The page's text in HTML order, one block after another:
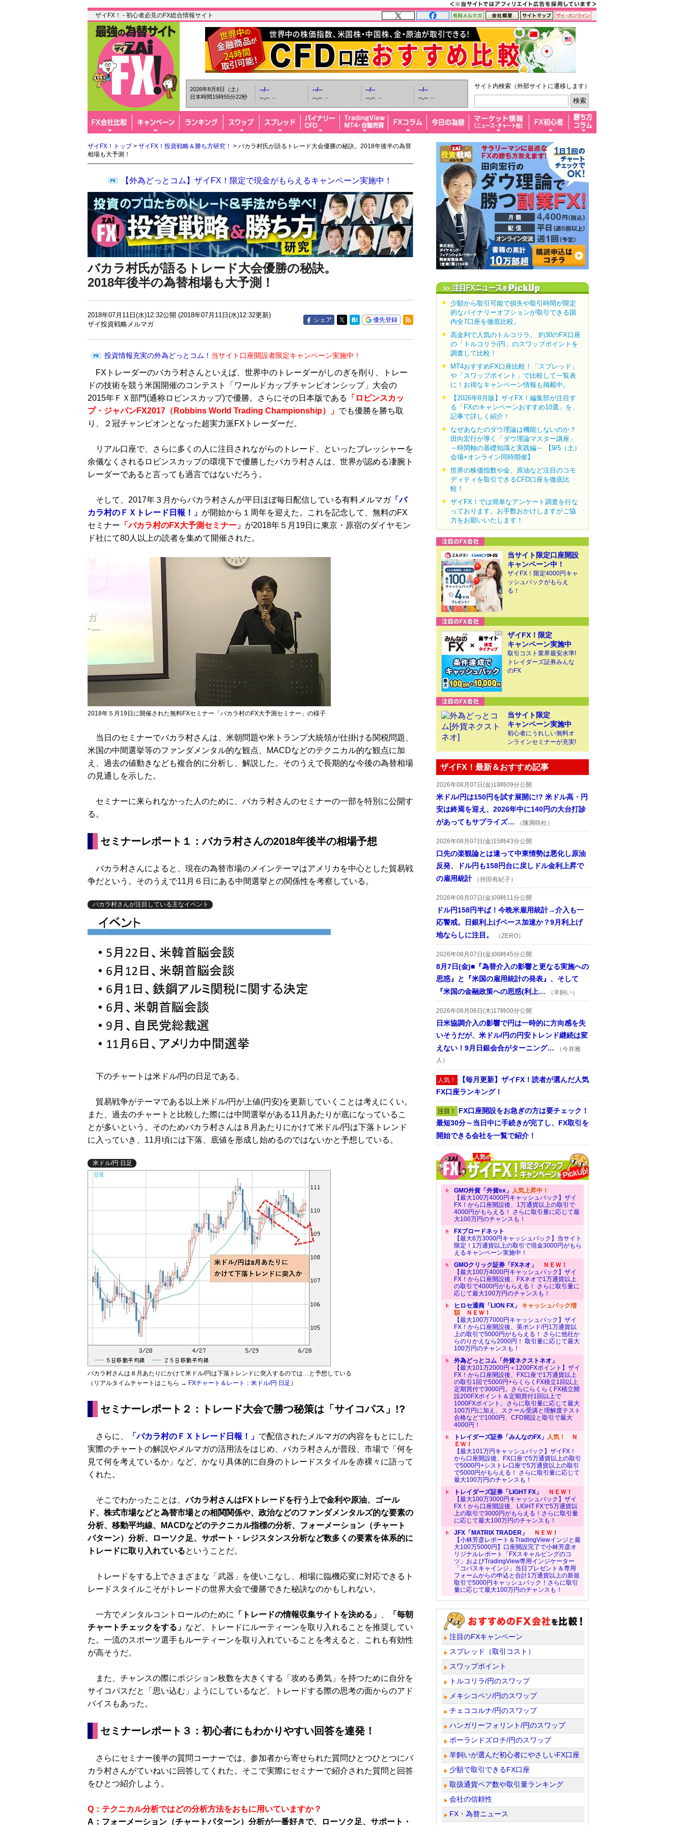
ザイFX！ - 初心者必見のFX総合情報サイト
2026年8月8日（土）
日本時間15時55分23秒
--/--
--.-- --
--/--
--.-- --
--/--
--.-- --
--/--
--.-- --
サイト内検索（外部サイトに遷移します）
ザイFX！トップ> ザイFX！投資戦略＆勝ち方研究！ > バカラ村氏が語るトレード大会優勝の秘訣。2018年後半の為替
相場も大予測！
【外為どっとコム】ザイFX！限定で現金がもらえるキャンペーン実施中！
バカラ村氏が語るトレード大会優勝の秘訣。
2018年後半の為替相場も大予測！
2018年07月11日(水)12:32公開 (2018年07月11日(水)12:32更新)
ザイ投資戦略メルマガ
シェア 優先登録
投資情報充実の外為どっとコム！ 当サイト口座開設者限定キャンペーン実施中！
FXトレーダーのバカラ村さんといえば、世界中のトレーダーがしのぎを削り、トレー
ドの技術を競う米国開催のコンテスト「ワールドカップチャンピオンシップ」大会の
2015年ＦＸ部門(通称ロビンスカップ)で優勝。さらにその日本版である
「ロビンスカッ
プ・ジャパンFX2017（Robbins World Trading Championship）」 でも優勝を勝ち取
り、２冠チャンピオンとなった超実力派FXトレーダーだ。
リアル口座で、さらに多くの人に注目されながらのトレード、といったプレッシャーを
余儀なくされるロビンスカップの環境下で優勝したバカラ村さんは、世界が認める凄腕ト
レーダーであると言っても過言ではないだろう。
そして、2017年３月からバカラ村さんが平日ほぼ毎日配信している有料メルマガ「バ
カラ村のＦＸトレード日報！」 が開始から１周年を迎えた。これを記念して、無料のFX
セミナー 「バカラ村のFX大予測セミナー」 が2018年５月19日に東京・原宿のダイヤモン
ド社にて80人以上の読者を集めて開催された。
2018年５月19日に開催された無料FXセミナー「バカラ村のFX大予測セミナー」の様子
当日のセミナーでバカラ村さんは、米朝問題や米トランプ大統領が仕掛ける関税問題、
米国の中間選挙等のファンダメンタル的な観点、MACDなどのテクニカル的な観点に加
え、過去の値動きなども複合的に分析し、解説した。そのうえで長期的な今後の為替相場
の見通しを示した。
セミナーに来られなかった人のために、バカラ村さんのセミナーの一部を特別に公開す
る。
セミナーレポート１：バカラ村さんの2018年後半の相場予想
バカラ村さんによると、現在の為替市場のメインテーマはアメリカを中心とした貿易戦
争だという。そのうえで11月６日にある中間選挙との関係性を考察している。
バカラ村さんが注目している主なイベント
下のチャートは米ドル/円の日足である。
貿易戦争がテーマである以上米ドル/円が上値(円安)を更新していくことは考えにくい。
また、過去のチャートと比較した際には中間選挙がある11月あたりが底になっているこ
とが多いという。そのためバカラ村さんは８月あたりにかけて米ドル/円は下落トレンド
に入っていき、11月頃には下落、底値を形成し始めるのではないかと予想している。
米ドル/円 日足
バカラ村さんは８月あたりにかけて米ドル/円は下落トレンドに突入するのでは…と予想している
（リアルタイムチャートはこちら → FXチャート＆レート：米ドル/円 日足 ）
セミナーレポート２：トレード大会で勝つ秘策は「サイコパス」!?
さらに、 「バカラ村のＦＸトレード日報！」 で配信されたメルマガの内容をもとにした
実際のチャートの解説やメルマガの活用法をはじめ、バカラ村さんが普段、市場で「何を
見て何を考えているか」など、かなり具体的に自身のトレードスタイルを赤裸々に語って
くれた。
そこでわかったことは、バカラ村さんはFXトレードを行う上で金利や原油、ゴール
ド、株式市場などと為替市場との相関関係や、政治などのファンダメンタルズ的な要素の
分析、移動平均線、MACDなどのテクニカル指標の分析、フォーメーション（チャート
パターン）分析、ローソク足、サポート・レジスタンス分析など数多くの要素を体系的に
トレードに取り入れているということだ。
トレードをする上でさまざまな「武器」を使いこなし、相場に臨機応変に対応できるト
レードスタイルこそがトレードの世界大会で優勝できた秘訣なのかもしれない。
一方でメンタルコントロールのために 「トレードの情報収集サイトを決める」
「毎朝
チャートチェックをする」 など、トレードにルーティーンを取り入れることを推奨してい
た。一流のスポーツ選手もルーティーンを取り入れていることを考えると、これも有効性
が高そうだ。
また、チャンスの際にポジション枚数を大きくする「攻める勇気」を持つために自分を
サイコパスだと「思い込む」ようにしているなど、トレードする際の思考の面からのアド
バイスもあった。
セミナーレポート３：初心者にもわかりやすい回答を連発！
さらにセミナー後半の質問コーナーでは、参加者から寄せられた質問ひとつひとつにバ
カラ村さんがていねいに回答してくれた。そこで実際にセミナーで紹介された質問と回答
をひとつ紹介しよう。
Q：テクニカル分析ではどの分析方法をおもに用いていますか？
A：フォーメーション（チャートパターン）分析が一番好きで、ローソク足、サポート・
少額から取引可能で損失や取引時間が限定
的なバイナリーオプションが取引できる国
内全7口座を徹底比較。
高金利で人気のトルコリラ。 約30のFX口座
の「トルコリラ/円」のスワップポイントを
調査して比較！
MT4おすすめFX口座比較！「スプレッド」
や「スワップポイント」で比較して一覧表
に！お得なキャンペーン情報も掲載中。
【2026年8月版】ザイFX！編集部が注目す
る「FXのキャンペーンおすすめ10選」を、
記事で詳しく紹介！
なぜあなたのダウ理論は機能しないのか？
田向宏行が導く「ダウ理論マスター講座」
～時間軸の基礎知識と実践編～ 【9/5（土）
会場+オンライン同時開催】
世界の株価指数や金、原油など注目のコモ
ディティを取引できるCFD口座を徹底比
較！
ザイFX！では簡単なアンケート調査を行な
っております。お手数おかけしますがご協
力をお願いいたします！
当サイト限定口座開設
キャンペーン中！
ザイFX！限定4000円キャ
ッシュバックがもらえ
る！
ザイFX！限定
キャンペーン実施中
取引コスト業界最安水準!
トレイダーズ証券みんな
のFX
当サイト限定
キャンペーン実施中
初心者にうれしい無料オ
ンラインセミナーが充実!
ザイFX！最新＆おすすめ記事
2026年08月07日(金)18時09分公開
米ドル/円は150円を試す展開に!? 米ドル高・円
安は終焉を迎え、2026年中に140円の大台打診
があってもサプライズ…
（陳満咲杜）
2026年08月07日(金)15時43分公開
口先の楽観論とは違って中東情勢は悪化し原油
反発、ドル円も158円台に戻しドル金利上昇で
の雇用統計
（持田有紀子）
2026年08月07日(金)09時11分公開
ドル円158円半ば！今晩米雇用統計→介入も一
応警戒。日銀利上げペース加速か？9月利上げ
地ならしに注目。
（ZERO）
2026年08月07日(金)06時45分公開
8月7日(金)■『為替介入の影響と更なる実施への
思惑』と『米国の雇用統計の発表』、そして
『米国の金融政策への思惑(利上…
（羊飼い）
2026年08月06日(木)17時00分公開
日米協調介入の影響で円は一時的に方向感を失
いそうだが、米ドル/円の円安トレンド継続は変
えない！9月日銀会合がターニング…
（今井雅
人）
人気！ 【毎月更新】ザイFX！読者が選んだ人気
FX口座ランキング！
注目！ FX口座開設をお急ぎの方は要チェック！
最短30分～当日中に手続きが完了し、FX取引を
開始できる会社を一覧で紹介！
GMO外貨「外貨ex」 人気上昇中！
【最大100万4000円キャッシュバック】ザイ
FX！から口座開設後、1万通貨以上の取引で
4000円がもらえる！ さらに取引量に応じて最
大100万円のチャンスも！
FXブロードネット
【最大6万3000円キャッシュバック】当サイト
限定！1万通貨以上の取引で現金3000円がもら
えるキャンペーン実施中！
GMOクリック証券「FXネオ」
ＮＥＷ！
【最大100万4000円キャッシュバック】ザイ
FX！から口座開設後、FXネオで1万通貨以上
の取引で4000円がもらえる！ さらに取引量に
応じて最大100万円のチャンスも！
ヒロセ通商「LION FX」 キャッシュバック増
額ＮＥＷ！
【最大100万7000円キャッシュバック】ザイ
FX！から口座開設後、英ポンド/円1万通貨以
上の取引で5000円がもらえる！ さらに他社か
らのりかえなら2000円！ 取引量に応じて最大
100万円のチャンスも！
外為どっとコム「外貨ネクストネオ」
【最大101万2000円＋1200FXポイント】ザイ
FX！から口座開設後、FX口座で1万通貨以上
の取引1回で5000円+らくらくFX積立1回以上
定期買付で3000円。さらにらくらくFX積立開
設200FXポイント＆定期買付1回以上で
1000FXポイント。さらに取引量に応じて最大
100万円に加え、スクール受講と理解度テスト
合格などで1000円、CFD開設と取引で最大
4000円！
トレイダーズ証券「みんなのFX」 人気！
Ｎ
ＥＷ！
【最大101万円キャッシュバック】ザイFX！
から口座開設後、FX口座で5万通貨以上の取引
で5000円+シストレ口座で5万通貨以上の取引
で5000円がもらえる！ さらに取引量に応じて
最大100万円のチャンスも！
トレイダーズ証券「LIGHT FX」
ＮＥＷ！
【最大100万3000円キャッシュバック】ザイ
FX！から口座開設後、LIGHT FXで5万通貨以
上の取引で3000円がもらえる！さらに取引量
に応じて最大100万円のチャンスも！
JFX「MATRIX TRADER」
ＮＥＷ！
【小林芳彦レポート＆TradingViewインジと最
大100万5000円】口座開設完了で小林芳彦オ
リジナルレポート「FXスキャルピングのコ
ツ」およびTradingView専用インジケーター
「コバスキャインジ」当日プレゼント＆専用
フォームからの申込と合計1万通貨以上の新規
取引で5000円キャッシュバック！さらに取引
量に応じて最大100万円のチャンスも！
注目のFXキャンペーン
スプレッド（取引コスト）
スワップポイント
トルコリラ/円のスワップ
メキシコペソ/円のスワップ
チェココルナ/円のスワップ
ハンガリーフォリント/円のスワップ
ポーランドズロチ/円のスワップ
羊飼いが選んだ初心者にやさしいFX口座
少額で取引できるFX口座
取扱通貨ペア数や取引量ランキング
会社の信頼性
FX・為替ニュース